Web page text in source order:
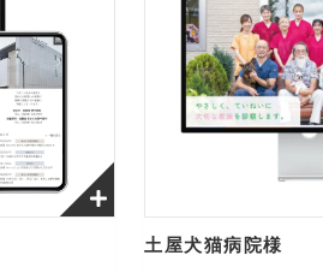
土屋犬猫病院様